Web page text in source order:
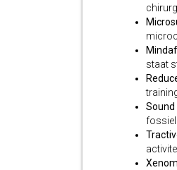
staat
Sound